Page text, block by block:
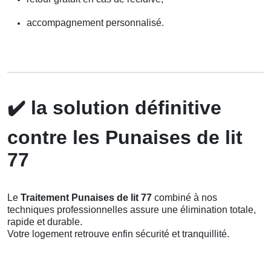
accompagnement personnalisé.
✔️ la solution définitive
contre les Punaises de lit
77
Le Traitement Punaises de lit 77 combiné à nos
techniques professionnelles assure une élimination totale,
rapide et durable.
Votre logement retrouve enfin sécurité et tranquillité.